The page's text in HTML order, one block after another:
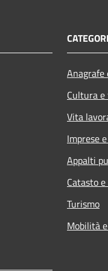
Cultura
Vita
Imprese
Appalti
Catasto
Turismo
Mobilità